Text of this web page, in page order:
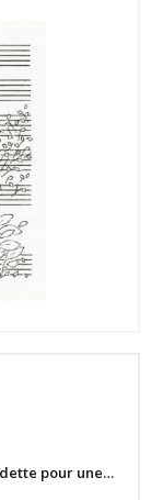
pour une…